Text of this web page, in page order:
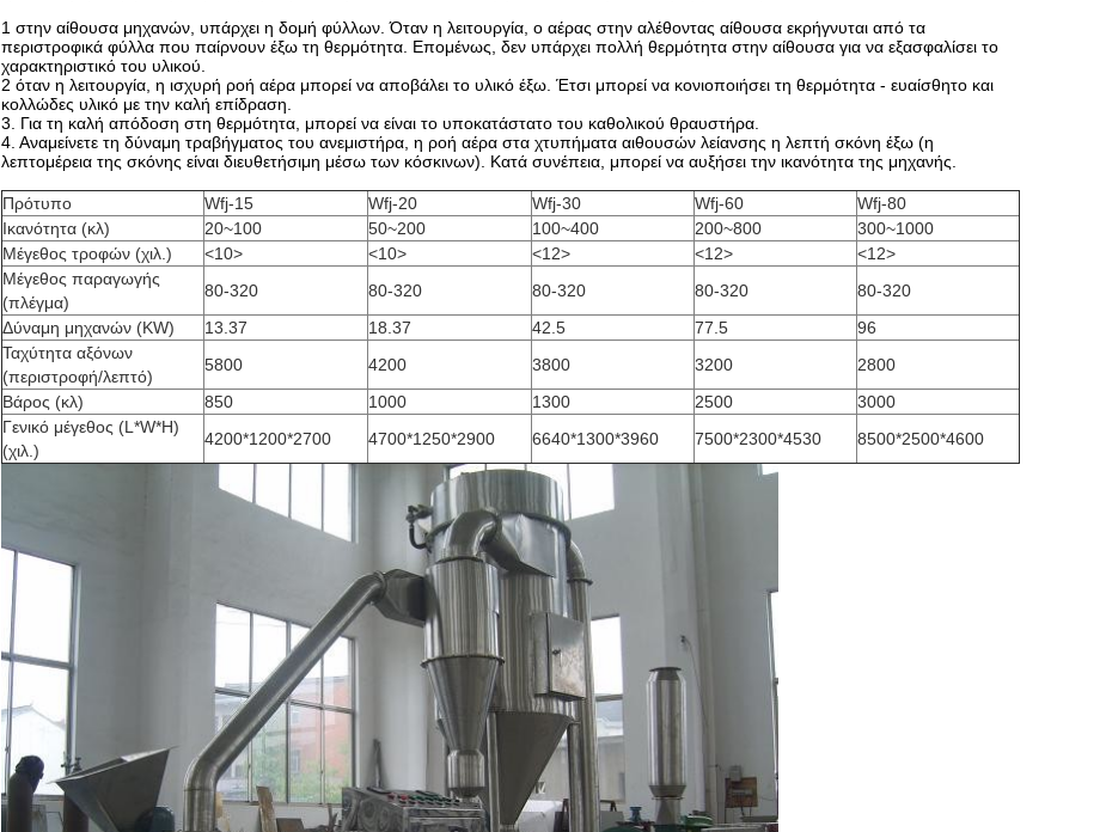
1 στην αίθουσα μηχανών, υπάρχει η δομή φύλλων. Όταν η λειτουργία, ο αέρας στην αλέθοντας αίθουσα εκρήγνυται από τα
περιστροφικά φύλλα που παίρνουν έξω τη θερμότητα. Επομένως, δεν υπάρχει πολλή θερμότητα στην αίθουσα για να εξασφαλίσει το
χαρακτηριστικό του υλικού.
2 όταν η λειτουργία, η ισχυρή ροή αέρα μπορεί να αποβάλει το υλικό έξω. Έτσι μπορεί να κονιοποιήσει τη θερμότητα - ευαίσθητο και
κολλώδες υλικό με την καλή επίδραση.
3. Για τη καλή απόδοση στη θερμότητα, μπορεί να είναι το υποκατάστατο του καθολικού θραυστήρα.
4. Αναμείνετε τη δύναμη τραβήγματος του ανεμιστήρα, η ροή αέρα στα χτυπήματα αιθουσών λείανσης η λεπτή σκόνη έξω (η
λεπτομέρεια της σκόνης είναι διευθετήσιμη μέσω των κόσκινων). Κατά συνέπεια, μπορεί να αυξήσει την ικανότητα της μηχανής.
Πρότυπο Wfj-15 Wfj-20 Wfj-30 Wfj-60
Wfj-80
Ικανότητα (κλ)
20~100 50~200 100~400 200~800
300~1000
Μέγεθος τροφών (χιλ.)
<10> <10> <12> <12>
<12>
Μέγεθος παραγωγής
(πλέγμα)
80-320 80-320 80-320 80-320
80-320
Δύναμη μηχανών (KW)
13.37 18.37 42.5 77.5
96
Ταχύτητα αξόνων
(περιστροφή/λεπτό)
5800 4200 3800 3200
2800
Βάρος (κλ)
850 1000 1300 2500
3000
Γενικό μέγεθος (L*W*H)
(χιλ.)
4200*1200*2700 4700*1250*2900 6640*1300*3960 7500*2300*4530 8500*2500*4600